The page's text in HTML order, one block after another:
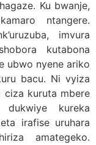
Ku bwanje,
ntangere.
imvura
kutabona
ubwo nyene ariko
bacu. Ni vyiza
ciza kuruta mbere
dukwiye kureka
irafise uruhara
amategeko.